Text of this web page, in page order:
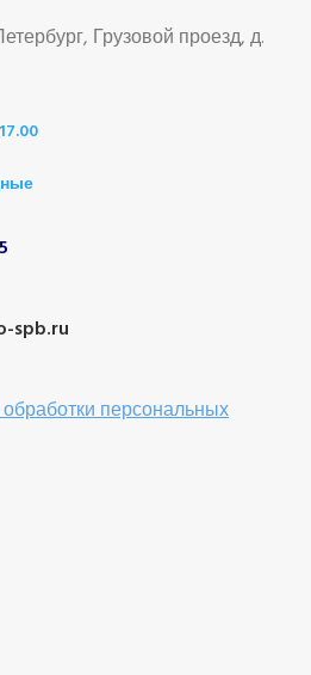
Грузовой проезд, д.
spb.ru
персональных